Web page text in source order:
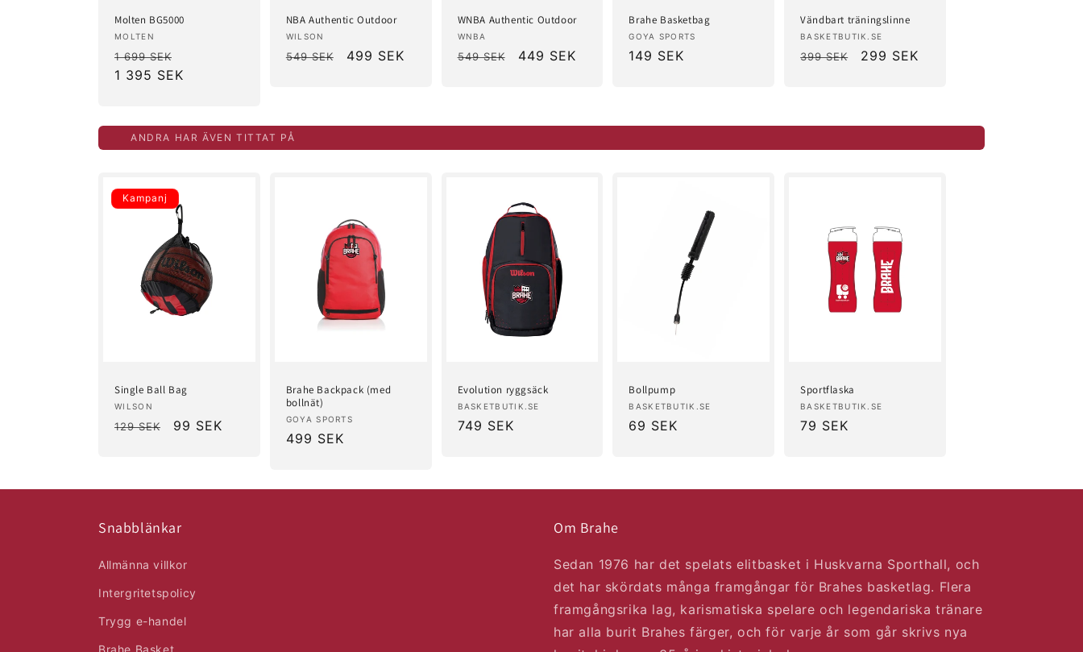
Molten BG5000
Säljare:
MOLTEN
Ordinarie
pris
1 699 SEK
Försäljningspris
1 395 SEK
NBA Authentic Outdoor
Säljare:
WILSON
Ordinarie
549 SEK Försäljningspris
499 SEK
WNBA Authentic Outdoor
Säljare:
WNBA
Ordinarie
549 SEK Försäljningspris
449 SEK
Brahe Basketbag
Säljare:
GOYA SPORTS
Ordinarie
149 SEK
Vändbart träningslinne
Säljare:
BASKETBUTIK.SE
Ordinarie
399 SEK Försäljningspris
299 SEK
ANDRA HAR ÄVEN TITTAT PÅ
Kampanj
Single Ball Bag
Säljare:
WILSON
Ordinarie
129 SEK Försäljningspris
99 SEK
Brahe Backpack (med
bollnät)
Säljare:
GOYA SPORTS
Ordinarie
499 SEK
Evolution ryggsäck
Säljare:
BASKETBUTIK.SE
Ordinarie
749 SEK
Bollpump
Säljare:
BASKETBUTIK.SE
Ordinarie
69 SEK
Sportflaska
Säljare:
BASKETBUTIK.SE
Ordinarie
79 SEK
Snabblänkar
Allmänna villkor
Intergritetspolicy
Trygg e-handel
Brahe Basket
Om Brahe
Sedan 1976 har det spelats elitbasket i Huskvarna Sporthall, och
det har skördats många framgångar för Brahes basketlag. Flera
framgångsrika lag, karismatiska spelare och legendariska tränare
har alla burit Brahes färger, och för varje år som går skrivs nya